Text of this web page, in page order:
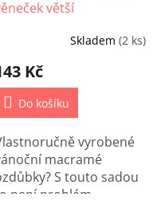
větší
Skladem(2 ks)
Kč
Do košíku
vyrobené
macramé
S touto sadou
není problém.